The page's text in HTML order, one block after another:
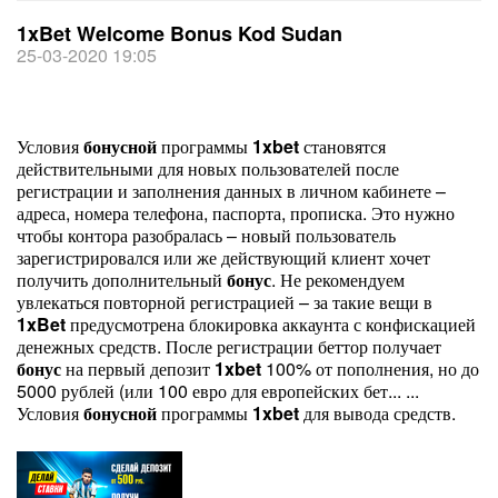
1xBet Welcome Bonus Kod Sudan
25-03-2020 19:05
Условиябонуснойпрограммы 1xbetстановятся
действительными для новых пользователей после
регистрации и заполнения данных в личном кабинете –
адреса, номера телефона, паспорта, прописка. Это нужно
чтобы контора разобралась – новый пользователь
зарегистрировался или же действующий клиент хочет
получить дополнительный бонус. Не рекомендуем
увлекаться повторной регистрацией – за такие вещи в
1xBetпредусмотрена блокировка аккаунта с конфискацией
денежных средств. После регистрации беттор получает
бонусна первый депозит 1xbet 100% от пополнения, но до
5000 рублей (или 100 евро для европейских бет... ...
Условиябонуснойпрограммы 1xbetдля вывода средств.